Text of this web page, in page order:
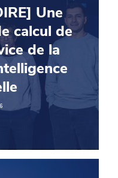
Une
calcul de
de la